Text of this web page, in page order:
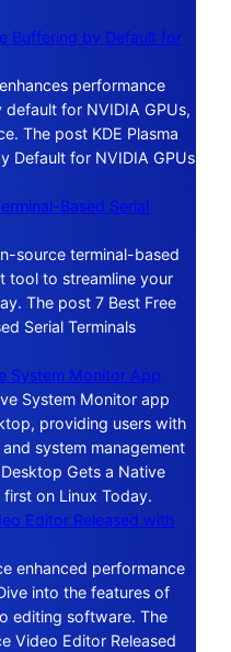
Buffering by Default for
performance
for NVIDIA GPUs,
The post KDE Plasma
Default for NVIDIA GPUs
Based Serial
source terminal-based
tool to streamline your
The post 7 Best Free
Serial Terminals
System Monitor App
System Monitor app
providing users with
system management
Gets a Native
on Linux Today.
Editor Released with
enhanced performance
into the features of
editing software. The
Video Editor Released